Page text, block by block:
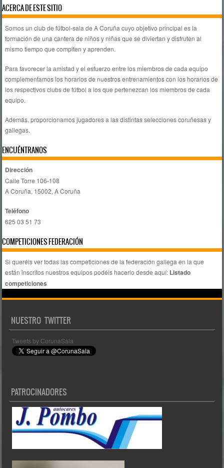
ACERCA DE ESTE SITIO
Somos un club de fútbol-sala de A Coruña cuyo objetivo principal es la
formación de una cantera de niños y niñas que se diviertan y disfruten al
mismo tiempo que compiten y aprenden.
Para favorecer la amistad y el esfuerzo entre los miembros de cada equipo
complementamos los horarios de nuestros entrenamientos con los horarios de
los respectivos clubs de fútbol a los que pertenezcan los miembros de cada
equipo.
Además, proporcionamos jugadores a las distintas selecciones coruñesas y
gallegas.
ENCUÉNTRANOS
Dirección
Calle Torre 106-108
A Coruña, 15002, A Coruña
Teléfono
625 03 51 73
COMPETICIONES FEDERACIÓN
Si queréis ver todas las competiciones de la federación gallega en la que
están inscritos nuestros equipos podéis hacerlo desde aquí: Listado
competiciones
NUESTRO TWITTER
Tweets by CorunaSala
PATROCINADORES